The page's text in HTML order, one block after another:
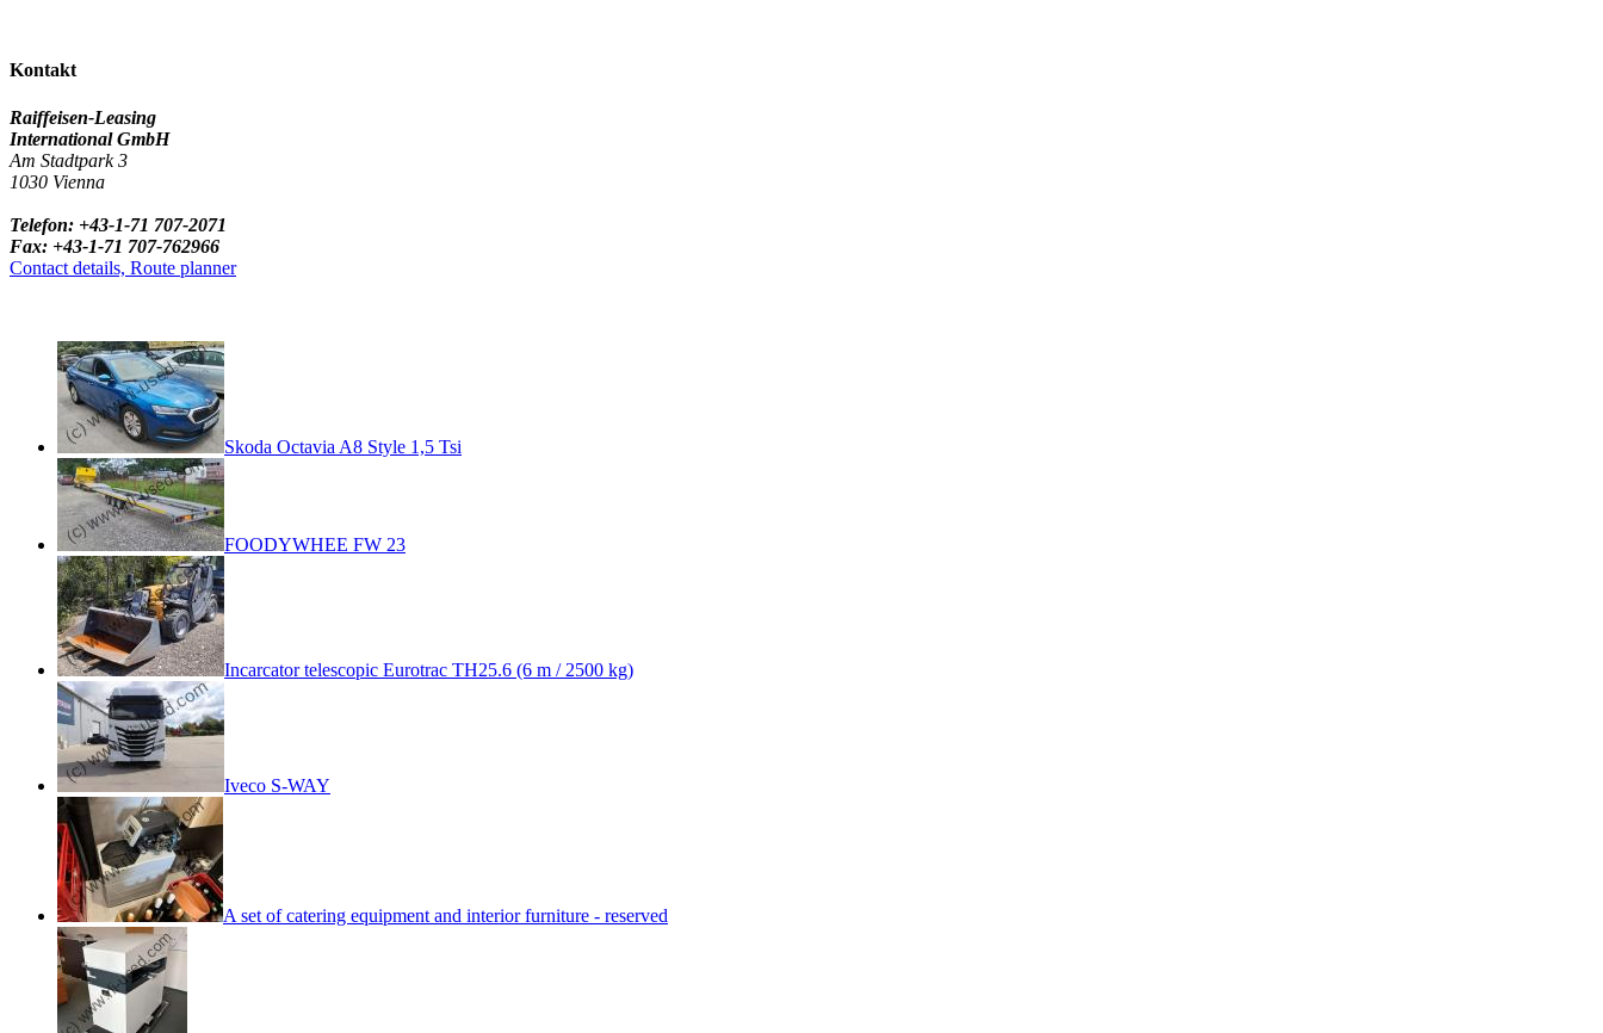
Kontakt
Raiffeisen-Leasing
International GmbH
Am Stadtpark 3
1030 Vienna
Telefon: +43-1-71 707-2071
Fax: +43-1-71 707-762966
Contact details, Route planner
Skoda Octavia A8 Style 1,5 Tsi
FOODYWHEE FW 23
Incarcator telescopic Eurotrac TH25.6 (6 m / 2500 kg)
Iveco S-WAY
A set of catering equipment and interior furniture - reserved